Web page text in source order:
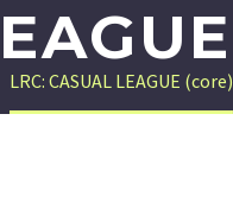
LRC: CASUAL LEAGUE (core)